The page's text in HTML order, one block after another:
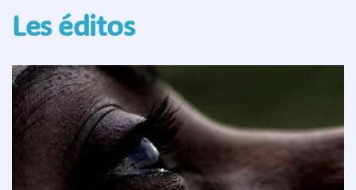
Les éditos